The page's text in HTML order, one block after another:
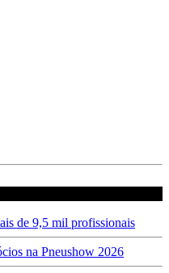
de 9,5 mil profissionais
na Pneushow 2026